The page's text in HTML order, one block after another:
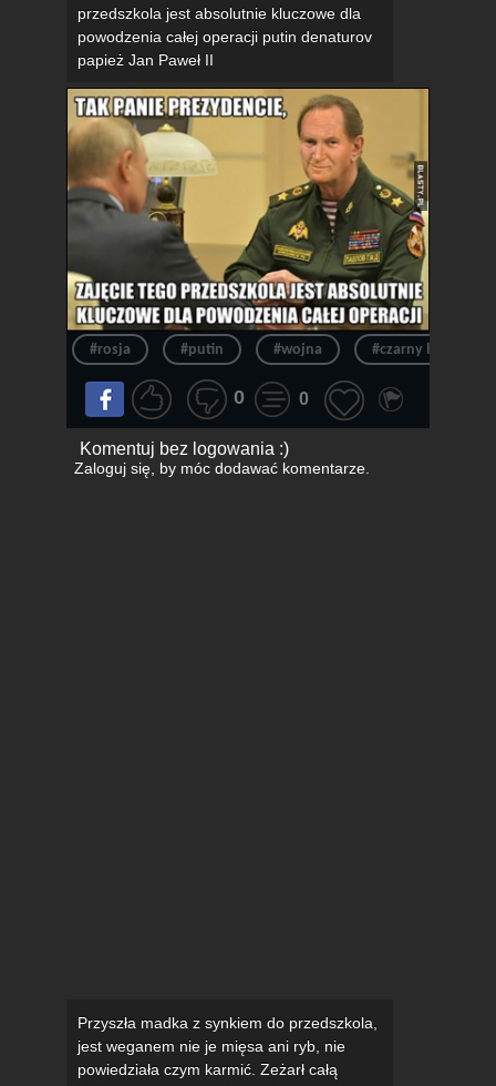
przedszkola jest absolutnie kluczowe dla
powodzenia całej operacji putin denaturov
papież Jan Paweł II
#rosja #putin #wojna #czarny humor
0 0
Komentuj bez logowania :)
Zaloguj się, by móc dodawać komentarze.
Przyszła madka z synkiem do przedszkola,
jest weganem nie je mięsa ani ryb, nie
powiedziała czym karmić. Zeżarł całą